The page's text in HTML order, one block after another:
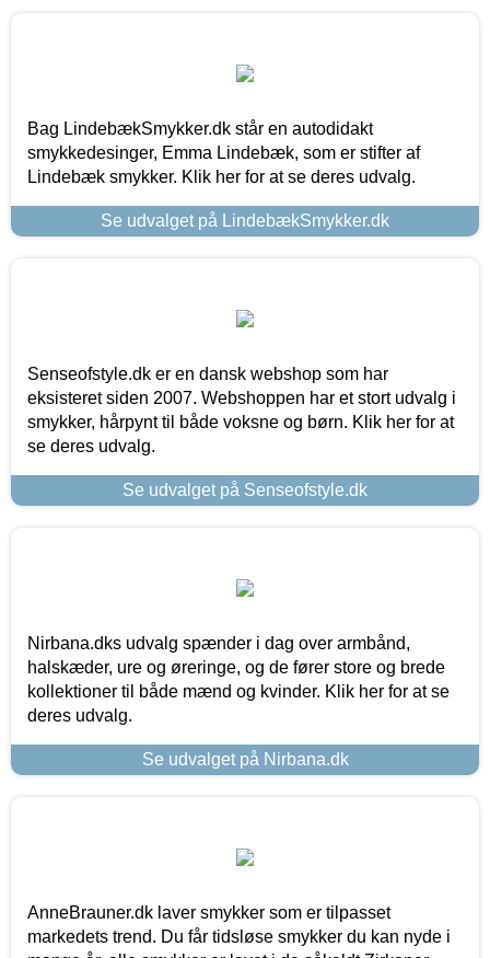
Bag LindebækSmykker.dk står en autodidakt
smykkedesinger, Emma Lindebæk, som er stifter af
Lindebæk smykker. Klik her for at se deres udvalg.
Se udvalget på LindebækSmykker.dk
Senseofstyle.dk er en dansk webshop som har
eksisteret siden 2007. Webshoppen har et stort udvalg i
smykker, hårpynt til både voksne og børn. Klik her for at
se deres udvalg.
Se udvalget på Senseofstyle.dk
Nirbana.dks udvalg spænder i dag over armbånd,
halskæder, ure og øreringe, og de fører store og brede
kollektioner til både mænd og kvinder. Klik her for at se
deres udvalg.
Se udvalget på Nirbana.dk
AnneBrauner.dk laver smykker som er tilpasset
markedets trend. Du får tidsløse smykker du kan nyde i